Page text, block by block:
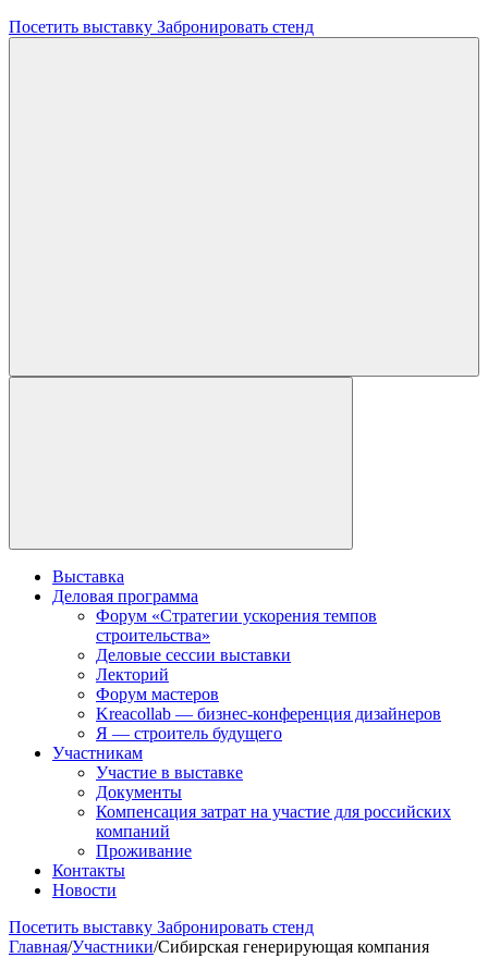
Посетить выставку Забронировать стенд
Выставка
Деловая программа
Форум «Стратегии ускорения темпов
строительства»
Деловые сессии выставки
Лекторий
Форум мастеров
Kreacollab — бизнес-конференция дизайнеров
Я — строитель будущего
Участникам
Участие в выставке
Документы
Компенсация затрат на участие для российских
компаний
Проживание
Контакты
Новости
Посетить выставку Забронировать стенд
Главная/Участники/Сибирская генерирующая компания